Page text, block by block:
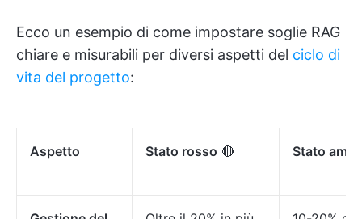
Ecco un esempio di come impostare soglie RAG
chiare e misurabili per diversi aspetti del ciclo di
vita del progetto:
Aspetto Stato rosso 🔴 Stato